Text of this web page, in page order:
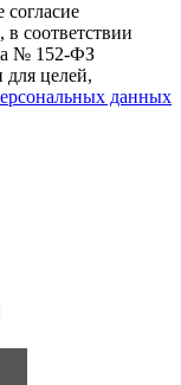
соответствии
№ 152-ФЗ
целей,
данных